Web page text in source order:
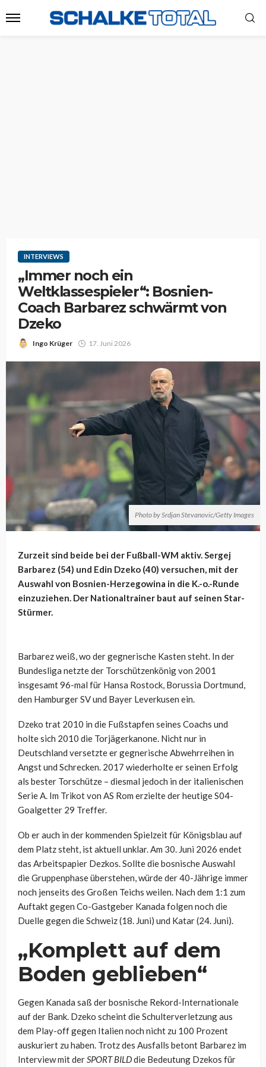
INTERVIEWS
„Immer noch ein
Weltklassespieler“: Bosnien-
Coach Barbarez schwärmt von
Dzeko
Ingo Krüger 17. Juni 2026
Photo by Srdjan Stevanovic/Getty Images
Zurzeit sind beide bei der Fußball-WM aktiv. Sergej
Barbarez (54) und Edin Dzeko (40) versuchen, mit der
Auswahl von Bosnien-Herzegowina in die K.-o.-Runde
einzuziehen. Der Nationaltrainer baut auf seinen Star-
Stürmer.
Barbarez weiß, wo der gegnerische Kasten steht. In der
Bundesliga netzte der Torschützenkönig von 2001
insgesamt 96-mal für Hansa Rostock, Borussia Dortmund,
den Hamburger SV und Bayer Leverkusen ein.
Dzeko trat 2010 in die Fußstapfen seines Coachs und
holte sich 2010 die Torjägerkanone. Nicht nur in
Deutschland versetzte er gegnerische Abwehrreihen in
Angst und Schrecken. 2017 wiederholte er seinen Erfolg
als bester Torschütze – diesmal jedoch in der italienischen
Serie A. Im Trikot von AS Rom erzielte der heutige S04-
Goalgetter 29 Treffer.
Ob er auch in der kommenden Spielzeit für Königsblau auf
dem Platz steht, ist aktuell unklar. Am 30. Juni 2026 endet
das Arbeitspapier Dezkos. Sollte die bosnische Auswahl
die Gruppenphase überstehen, würde der 40-Jährige immer
noch jenseits des Großen Teichs weilen. Nach dem 1:1 zum
Auftakt gegen Co-Gastgeber Kanada folgen noch die
Duelle gegen die Schweiz (18. Juni) und Katar (24. Juni).
„Komplett auf dem
Boden geblieben“
Gegen Kanada saß der bosnische Rekord-Internationale
auf der Bank. Dzeko scheint die Schulterverletzung aus
dem Play-off gegen Italien noch nicht zu 100 Prozent
auskuriert zu haben. Trotz des Ausfalls betont Barbarez im
Interview mit derSPORT BILDdie Bedeutung Dzekos für